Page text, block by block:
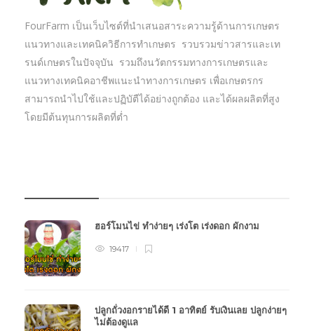
FourFarm เป็นเว็บไซต์ที่นำเสนอสาระความรู้ด้านการเกษตร
แนวทางและเทคนิควิธีการทำเกษตร รวบรวมข่าวสารและเท
รนด์เกษตรในปัจจุบัน รวมถึงนวัตกรรมทางการเกษตรและ
แนวทางเทคนิคอาชีพแนะนำทางการเกษตร เพื่อเกษตรกร
สามารถนำไปใช้และปฏิบัตืได้อย่างถูกต้อง และได้ผลผลิตที่สูง
โดยมีต้นทุนการผลิตที่ต่ำ
ฮอร์โมนไข่ ทำง่ายๆ เร่งโต เร่งดอก ผักงาม
19417
ปลูกถั่วงอกรายได้ดี 1 อาทิตย์ รับเงินเลย ปลูกง่ายๆ
ไม่ต้องดูแล